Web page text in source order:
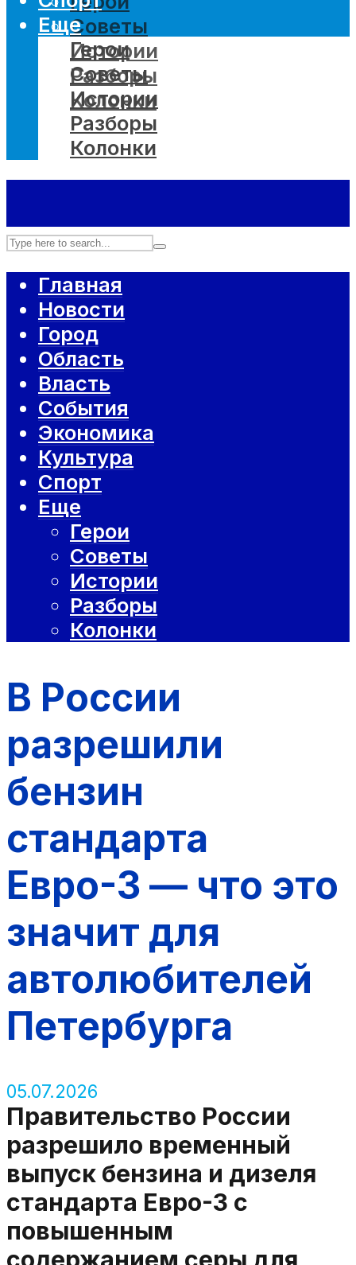
Советы
Истории
Разборы
Колонки
Еще
Герои
Советы
Истории
Разборы
Колонки
Главная
Новости
Город
Область
Власть
События
Экономика
Культура
Спорт
Еще
Герои
Советы
Истории
Разборы
Колонки
В России
разрешили
бензин
стандарта
Евро-3 — что это
значит для
автолюбителей
Петербурга
05.07.2026
Правительство России
разрешило временный
выпуск бензина и дизеля
стандарта Евро-3 с
повышенным